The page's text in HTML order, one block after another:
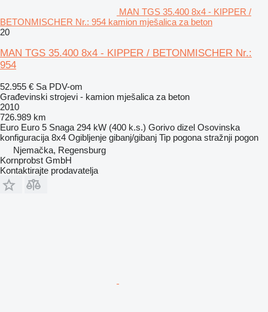
MAN TGS 35.400 8x4 - KIPPER /
BETONMISCHER Nr.: 954 kamion mješalica za beton
20
MAN TGS 35.400 8x4 - KIPPER / BETONMISCHER Nr.:
954
52.955 € Sa PDV-om
Građevinski strojevi - kamion mješalica za beton
2010
726.989 km
Euro Euro 5 Snaga 294 kW (400 k.s.) Gorivo dizel Osovinska
konfiguracija 8x4 Ogibljenje gibanj/gibanj Tip pogona stražnji pogon
Njemačka, Regensburg
Kornprobst GmbH
Kontaktirajte prodavatelja